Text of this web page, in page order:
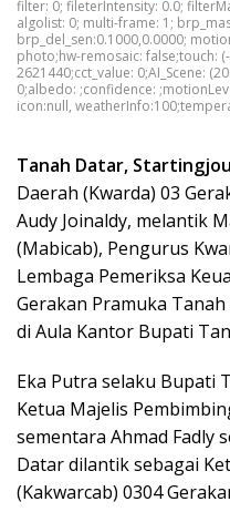
filter: 0; fileterIntensity: 0.0;
algolist: 0; multi-frame: 1;
brp_del_sen:0.1000,0.0000;
photo;hw-remosaic: false;touch:
2621440;cct_value: 0;AI_Scene:
0;albedo: ;confidence:
icon:null,
Tanah Datar,
Daerah (Kwarda) 03
Audy Joinaldy, melantik
(Mabicab), Pengurus
Lembaga Pemeriksa
Gerakan Pramuka
di Aula Kantor Bupati
Eka Putra selaku Bupati
Ketua Majelis
sementara Ahmad Fadly
Datar dilantik sebagai
(Kakwarcab) 0304